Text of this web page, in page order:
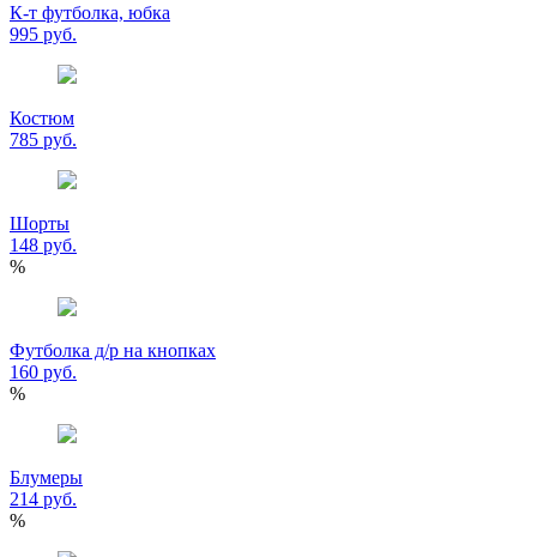
К-т футболка, юбка
995 руб.
Костюм
785 руб.
Шорты
148 руб.
%
Футболка д/р на кнопках
160 руб.
%
Блумеры
214 руб.
%